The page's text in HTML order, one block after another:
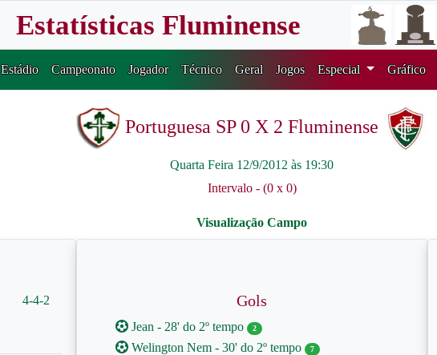
Estatísticas Fluminense
Estádio Campeonato Jogador Técnico Geral Jogos Especial Gráfico
Portuguesa SP 0 X 2 Fluminense
Quarta Feira 12/9/2012 às 19:30
Intervalo - (0 x 0)
4-4-2 Gols
Jean - 28' do 2º tempo 2
Welington Nem - 30' do 2º tempo 7